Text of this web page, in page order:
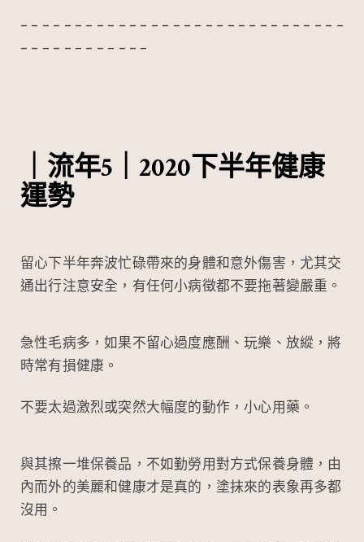
– – – – – – – – – – – – – – – – – – – – – – – – – – – – – –
– – – – – – – – – – – –
｜流年5｜2020下半年健康
運勢
留心下半年奔波忙碌帶來的身體和意外傷害，尤其交
通出行注意安全，有任何小病徵都不要拖著變嚴重。
急性毛病多，如果不留心過度應酬、玩樂、放縱，將
時常有損健康。
不要太過激烈或突然大幅度的動作，小心用藥。
與其擦一堆保養品，不如勤勞用對方式保養身體，由
內而外的美麗和健康才是真的，塗抹來的表象再多都
沒用。